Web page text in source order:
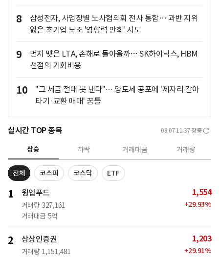
8
삼성전자, 사업장별 노사협의회 전사 통합… 과반 지위
잃은 초기업 노조 '영향력 만회' 시도
9
먼저 맺은 LTA, 손해로 돌아올까… SK하이닉스, HBM
선점의 기회비용
10
"그 세금 절대 못 낸다"… 양도세 공포에 '제자리 갈아
타기·교환 매매' 꿈틀
실시간 TOP 종목 08.07 11:37 장중
상승 하락 거래대금 거래량
전체 코스피 코스닥 ETF
1 윙입푸드
거래량 327,161
거래대금 5억
1,554
+29.93%
2 상상인증권
거래량 1,151,481
1,203
+29.91%